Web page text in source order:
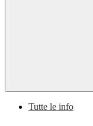
Tutte le info